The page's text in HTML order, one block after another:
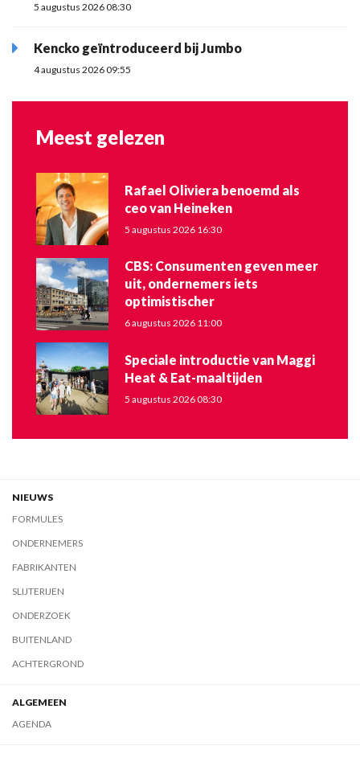
5 augustus 2026 08:30
Kencko geïntroduceerd bij Jumbo
4 augustus 2026 09:55
Meest gelezen
Rafael Oliviera benoemd als
ceo van Heineken
5 augustus 2026 16:30
CBS: Consumenten geven meer
uit, ondernemers iets
optimistischer
6 augustus 2026 11:00
Speciale introductie van Maggi
Heat & Eat-maaltijden
5 augustus 2026 08:30
NIEUWS
FORMULES
ONDERNEMERS
FABRIKANTEN
SLIJTERIJEN
ONDERZOEK
BUITENLAND
ACHTERGROND
ALGEMEEN
AGENDA